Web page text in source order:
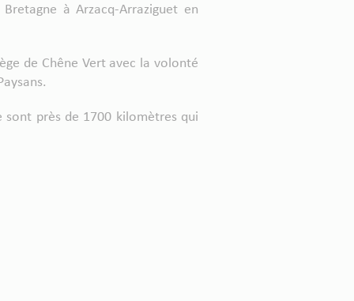
à Arzacq-Arraziguet en
de Chêne Vert avec la volonté
sont près de 1700 kilomètres qui